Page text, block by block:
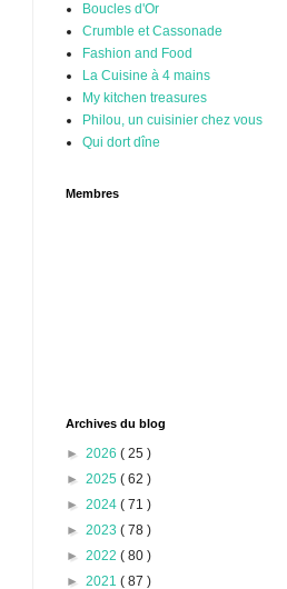
Boucles d'Or
Crumble et Cassonade
Fashion and Food
La Cuisine à 4 mains
My kitchen treasures
Philou, un cuisinier chez vous
Qui dort dîne
Membres
Archives du blog
► 2026 ( 25 )
► 2025 ( 62 )
► 2024 ( 71 )
► 2023 ( 78 )
► 2022 ( 80 )
► 2021 ( 87 )